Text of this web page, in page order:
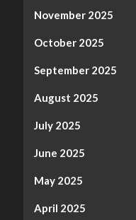
November 2025
October 2025
September 2025
August 2025
July 2025
June 2025
May 2025
April 2025